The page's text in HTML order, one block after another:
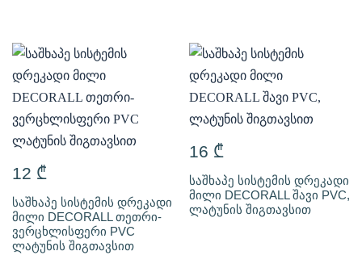
12 ₾
საშხაპე სისტემის დრეკადი
მილი DECORALL თეთრი-
ვერცხლისფერი PVC
ლატუნის შიგთავსით
16 ₾
საშხაპე სისტემის დრეკადი
მილი DECORALL შავი PVC,
ლატუნის შიგთავსით